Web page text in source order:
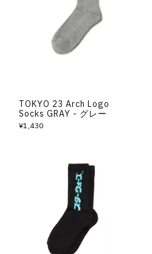
TOKYO 23 Arch Logo
Socks GRAY - グレー
¥1,430